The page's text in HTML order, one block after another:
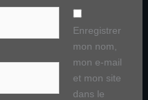
Enregistrer
mon nom,
mon e-mail
et mon site
dans le